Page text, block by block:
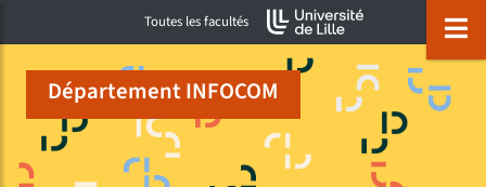
Accéder au menu principal
Accéder à la recherche
Accéder au pied de pageToutes les facultés
Département INFOCOM